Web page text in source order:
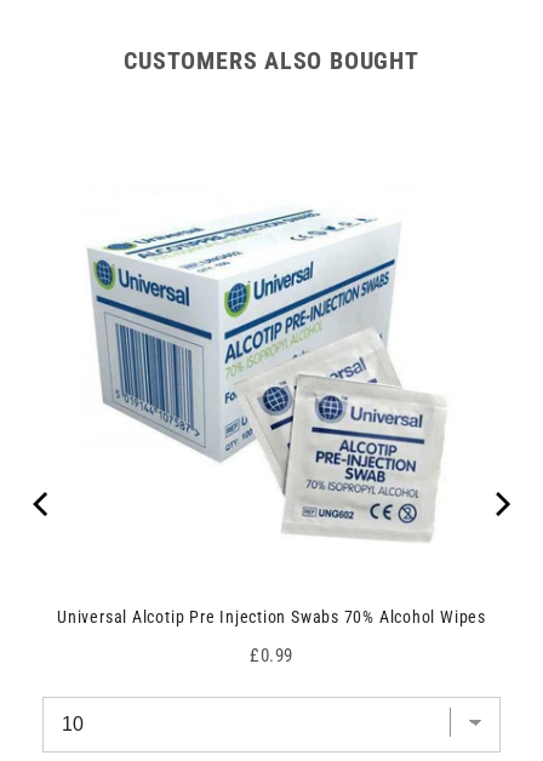
CUSTOMERS ALSO BOUGHT
Universal Alcotip Pre Injection Swabs 70% Alcohol Wipes
Price
£0.99